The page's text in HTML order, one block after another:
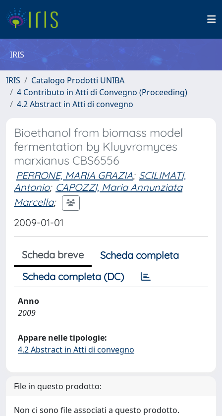
IRIS
IRIS
Catalogo Prodotti UNIBA
4 Contributo in Atti di Convegno (Proceeding)
4.2 Abstract in Atti di convegno
Bioethanol from biomass model
fermentation by Kluyvromyces
marxianus CBS6556
PERRONE, MARIA GRAZIA; SCILIMATI,
Antonio; CAPOZZI, Maria Annunziata
Marcella;
2009-01-01
Scheda breve
Scheda completa
Scheda completa (DC)
Anno
2009
Appare nelle tipologie:
4.2 Abstract in Atti di convegno
File in questo prodotto:
Non ci sono file associati a questo prodotto.